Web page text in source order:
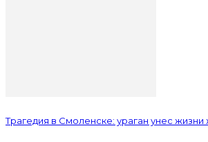
Трагедия в Смоленске: ураган унес